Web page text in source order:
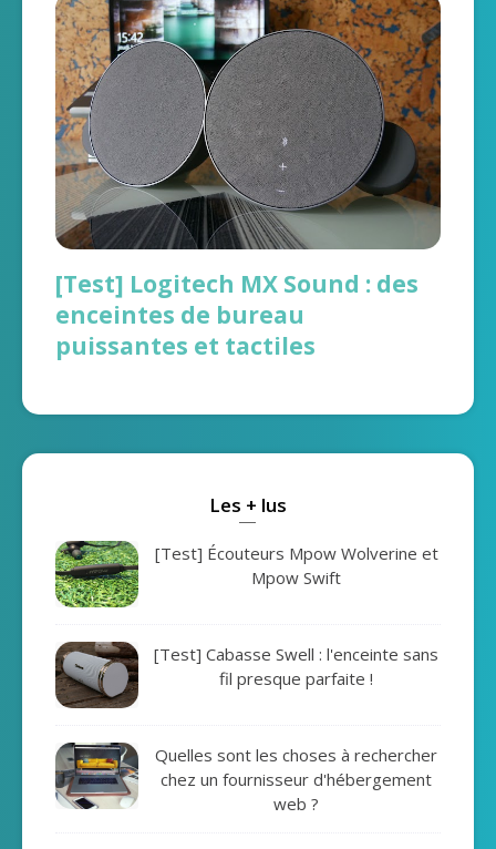
[Test] Logitech MX Sound : des
enceintes de bureau
puissantes et tactiles
Les + lus
[Test] Écouteurs Mpow Wolverine et
Mpow Swift
[Test] Cabasse Swell : l'enceinte sans
fil presque parfaite !
Quelles sont les choses à rechercher
chez un fournisseur d'hébergement
web ?